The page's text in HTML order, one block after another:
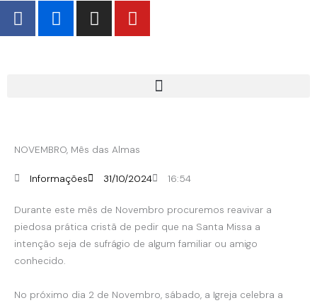
F
a
c
-
f
F
l
i
I
n
s
m
Y
o
u
NOVEMBRO, Mês das Almas
Informações 31/10/2024 16:54
Durante este mês de Novembro procuremos reavivar a
piedosa prática cristã de pedir que na Santa Missa a
intenção seja de sufrágio de algum familiar ou amigo
conhecido.
No próximo dia 2 de Novembro, sábado, a Igreja celebra a